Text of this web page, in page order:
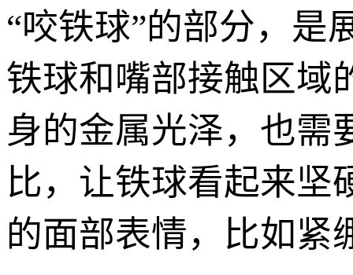
“咬铁球”的部分，是
铁球和嘴部接触区域
身的金属光泽，也需
比，让铁球看起来坚
的面部表情，比如紧